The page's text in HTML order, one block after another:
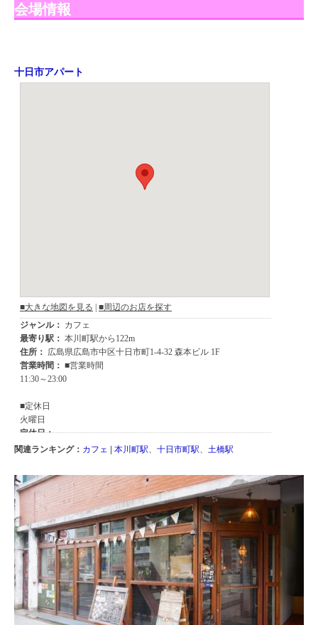
会場情報
十日市アパート
関連ランキング： カフェ | 本川町駅 十日市町駅 土橋駅